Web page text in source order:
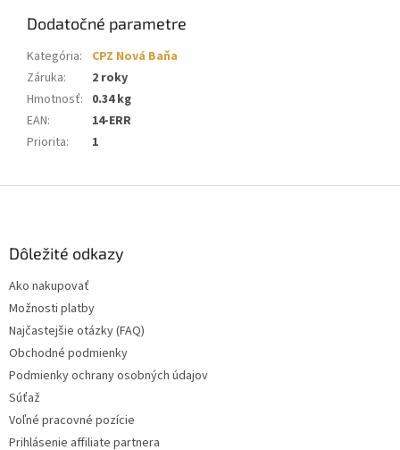
Dodatočné parametre
Kategória:
CPZ Nová Baňa
Záruka:
2 roky
Hmotnosť: 0.34 kg
EAN:
14-ERR
Priorita: 1
Dôležité odkazy
Ako nakupovať
Možnosti platby
Najčastejšie otázky (FAQ)
Obchodné podmienky
Podmienky ochrany osobných údajov
Súťaž
Voľné pracovné pozície
Prihlásenie affiliate partnera